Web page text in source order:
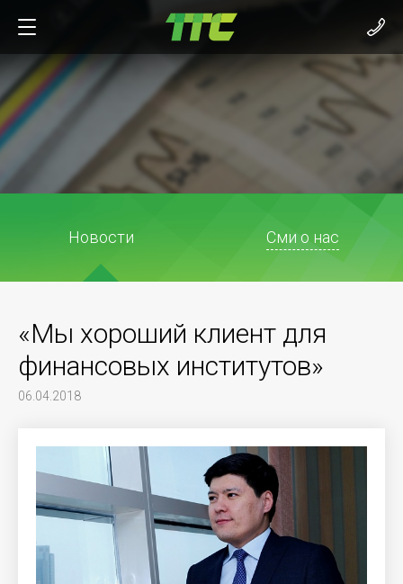
Новости Сми о нас
«Мы хороший клиент для
финансовых институтов»
06.04.2018